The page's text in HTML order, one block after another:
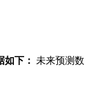
下：
未来预测数